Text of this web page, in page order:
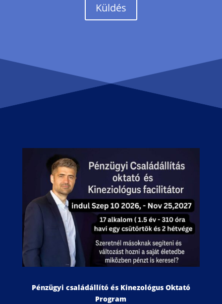
Küldés
Pénzügyi családállító és Kinezológus Oktató
Program